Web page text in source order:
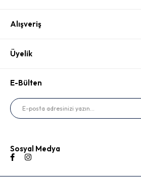
Alışveriş
Üyelik
E-Bülten
Sosyal Medya